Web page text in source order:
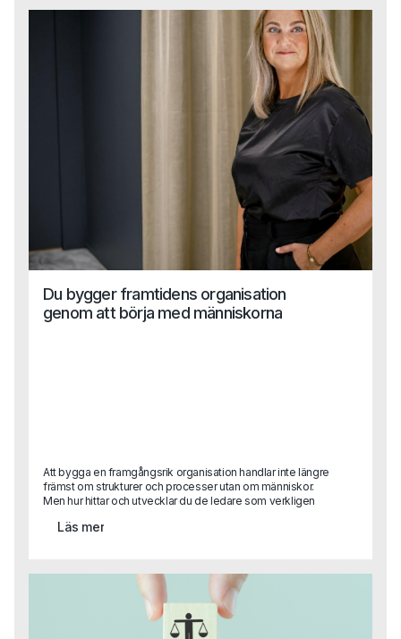
AI kan frigöra tid, förbättra beslutsstöd och skapa
mervärde inom HR, men också vilka kulturella, tekniska
och organisatoriska hinder som ofta bromsar
utvecklingen.Vad gör man när AI-lösningen inte passar in i
verkligheten?Hur säkrar man tillit, kvalitet och tydliga mål i
Du bygger framtidens organisation
genom att börja med människorna
Att bygga en framgångsrik organisation handlar inte längre
främst om strukturer och processer utan om människor.
Men hur hittar och utvecklar du de ledare som verkligen
delar en av Capas grundare Sara Heimer med sig av
Läs mer